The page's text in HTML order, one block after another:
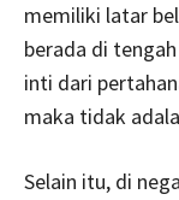
memiliki latar
berada di
inti dari
maka tidak
Selain itu, di